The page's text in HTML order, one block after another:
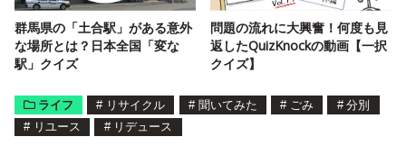
群馬県の「土合駅」がある意外
な場所とは？日本全国「変な
駅」クイズ
問題の流れに大興奮！何度も見
返したQuizKnockの動画【一択
クイズ】
ライフ # リサイクル # 聞いてみた # ごみ # 分別
# リユース # リデュース